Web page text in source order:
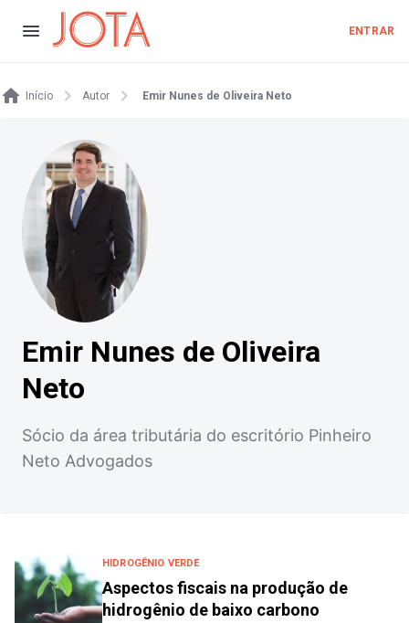
ENTRAR
Início Autor Emir Nunes de Oliveira Neto
Emir Nunes de Oliveira
Neto
Sócio da área tributária do escritório Pinheiro
Neto Advogados
HIDROGÊNIO VERDE
Aspectos fiscais na produção de
hidrogênio de baixo carbono